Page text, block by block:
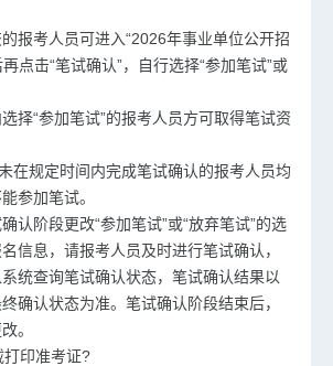
报考人员可进入“2026年事业单位公开招
点击“笔试确认”，自行选择“参加笔试”或
择“参加笔试”的报考人员方可取得笔试资
在规定时间内完成笔试确认的报考人员均
参加笔试。
认阶段更改“参加笔试”或“放弃笔试”的选
信息，请报考人员及时进行笔试确认，
统查询笔试确认状态，笔试确认结果以
确认状态为准。笔试确认阶段结束后，
。
打印准考证?